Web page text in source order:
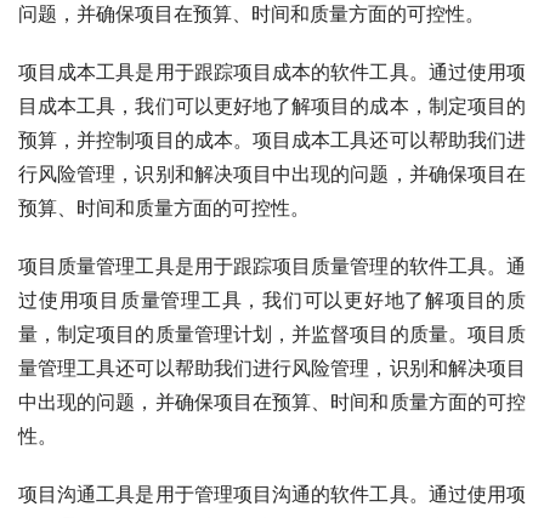
问题，并确保项目在预算、时间和质量方面的可控性。
项目成本工具是用于跟踪项目成本的软件工具。通过使用项
目成本工具，我们可以更好地了解项目的成本，制定项目的
预算，并控制项目的成本。项目成本工具还可以帮助我们进
行风险管理，识别和解决项目中出现的问题，并确保项目在
预算、时间和质量方面的可控性。
项目质量管理工具是用于跟踪项目质量管理的软件工具。通
过使用项目质量管理工具，我们可以更好地了解项目的质
量，制定项目的质量管理计划，并监督项目的质量。项目质
量管理工具还可以帮助我们进行风险管理，识别和解决项目
中出现的问题，并确保项目在预算、时间和质量方面的可控
性。
项目沟通工具是用于管理项目沟通的软件工具。通过使用项